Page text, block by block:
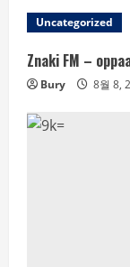
Uncategorized
Znaki FM –
Bury 8월 8,